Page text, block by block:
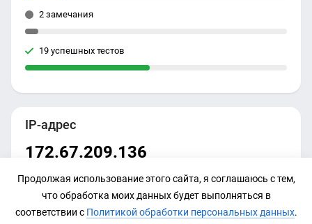
IP-адрес
172.67.209.136
2 замечания
19 успешных тестов
Продолжая использование этого сайта, я соглашаюсь с тем,
что обработка моих данных будет выполняться в
соответствии с Политикой обработки персональных данных.